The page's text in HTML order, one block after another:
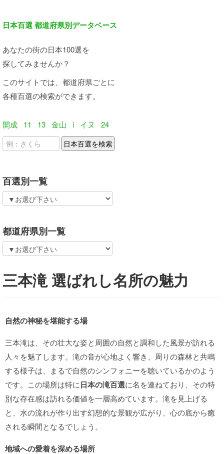
日本百選 都道府県別データベース
あなたの街の日本100選を
探してみませんか？
このサイトでは、都道府県ごとに
各種百選の検索ができます。
開成 11 13 金山 i イヌ 24
百選別一覧
都道府県別一覧
三本滝 選ばれし名所の魅力
自然の神秘を堪能する場
三本滝は、その壮大な姿と周囲の自然と調和した風景が訪れる
人々を魅了します。滝の音が心地よく響き、周りの森林と共鳴
する様子は、まるで自然のシンフォニーを聴いているかのよう
です。この場所は特に日本の滝百選に名を連ねており、その特
別な存在感は訪れる価値を一層高めています。滝を見上げる
と、水の流れが作り出す幻想的な景観が広がり、心の底から癒
される瞬間となるでしょう。
地域への愛着を深める場所